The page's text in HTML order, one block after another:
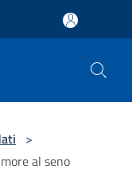
>
al seno